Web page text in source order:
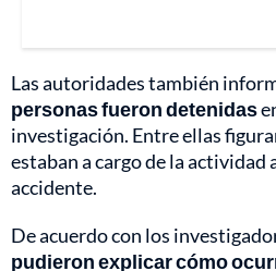
Las autoridades también
personas fueron detenidas
investigación. Entre ellas
estaban a cargo de la actividad
accidente.
De acuerdo con los
pudieron explicar cómo